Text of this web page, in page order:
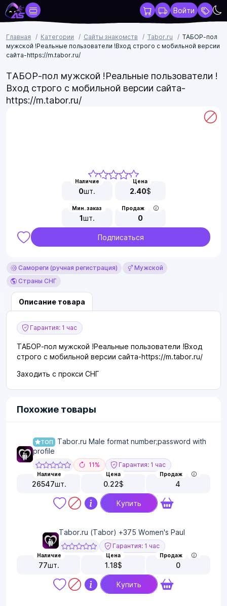
Войти
Главная Категории Сайты знакомств Tabor.ru
ТАБОР-пол
мужской !Реальные пользователи !Вход строго с мобильной версии
сайта-https://m.tabor.ru/
ТАБОР-пол мужской !Реальные пользователи !
Вход строго с мобильной версии сайта-
https://m.tabor.ru/
Наличие
0шт.
Цена
2.40$
Мин. заказ
1шт.
Продаж
0
Подписаться
Самореги (ручная регистрация)
Мужской
Страны СНГ
Описание товара
Гарантия: 1 час
ТАБОР-пол мужской !Реальные пользователи !Вход
строго с мобильной версии сайта-https://m.tabor.ru/
Заходить с прокси СНГ
Похожие товары
ТОП
Tabor.ru Male format number;password with
profile
11% Гарантия: 1 час
Наличие
26547шт.
Цена
0.22$
Продаж
4
Купить
Tabor.ru (Tabor) +375 Women's Paul
Гарантия: 1 час
Наличие
77шт.
Цена
1.18$
Продаж
0
Купить